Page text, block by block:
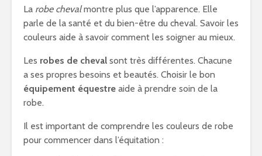
La robe chevalmontre plus que l’apparence. Elle
parle de la santé et du bien-être du cheval. Savoir les
couleurs aide à savoir comment les soigner au mieux.
Les robes de cheval sont très différentes. Chacune
a ses propres besoins et beautés. Choisir le bon
équipement équestre aide à prendre soin de la
robe.
Il est important de comprendre les couleurs de robe
pour commencer dans l’équitation :